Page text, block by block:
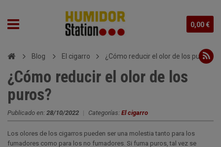
0,00 €
Blog El cigarro ¿Cómo reducir el olor de los puros?
¿Cómo reducir el olor de los
puros?
Publicado en: 28/10/2022 | Categorías: El cigarro
Los olores de los cigarros pueden ser una molestia tanto para los
fumadores como para los no fumadores. Si fuma puros, tal vez se